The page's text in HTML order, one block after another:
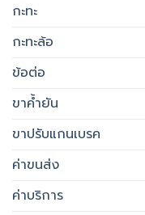
กะทะ
กะทะล้อ
ข้อต่อ
ขาค้ำยัน
ขาปรับแกนเบรค
ค่าขนส่ง
ค่าบริการ